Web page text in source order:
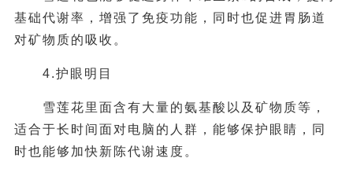
基础代谢率，增强了免疫功能，同时也促进胃肠道
对矿物质的吸收。
4.护眼明目
雪莲花里面含有大量的氨基酸以及矿物质等，
适合于长时间面对电脑的人群，能够保护眼睛，同
时也能够加快新陈代谢速度。